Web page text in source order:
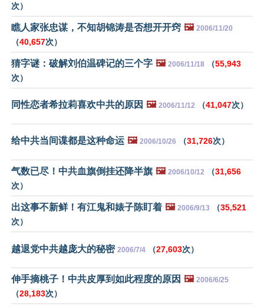
次）
瞧人家张忠谋，不知胡锦涛是否想开开窍 🖼️ 2006/11/20
（40,657次）
猜字谜：破解刘伯温碑记的三个字 🖼️ 2006/11/18 （55,943
次）
同性恋者希拉莉喜欢中共的原因 🖼️ 2006/11/12 （41,047次）
给中共当间谍都是这种命运 🖼️ 2006/10/26 （31,726次）
气数已尽！中共血旗倒挂还降半旗 🖼️ 2006/10/12 （31,656
次）
出这事不新鲜！有江鬼和婊子陈盯着 🖼️ 2006/9/13 （35,521
次）
越退党中共越庞大的秘密 2006/7/4 （27,603次）
伸手摘桃子！中共皮厚到如此程度的原因 🖼️ 2006/6/25
（28,183次）